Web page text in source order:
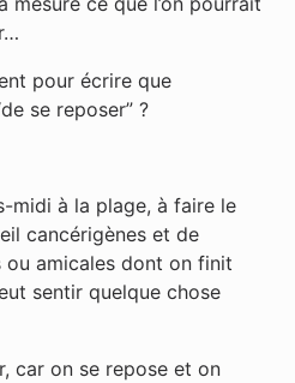
pour écrire que
se reposer” ?
midi à la plage, à faire le
cancérigènes et de
ou amicales dont on finit
sentir quelque chose
car on se repose et on